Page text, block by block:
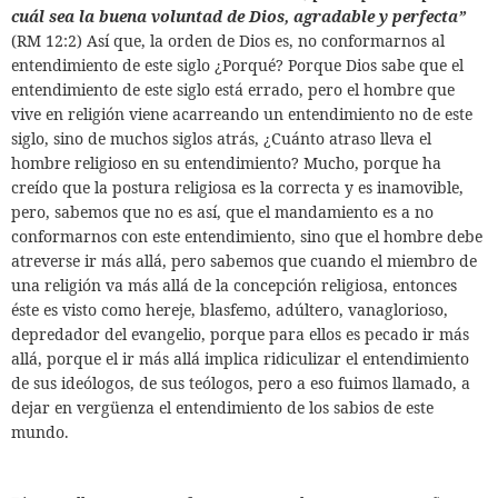
cuál sea la buena voluntad de Dios, agradable y perfecta”
(RM 12:2) Así que, la orden de Dios es, no conformarnos al
entendimiento de este siglo ¿Porqué? Porque Dios sabe que el
entendimiento de este siglo está errado, pero el hombre que
vive en religión viene acarreando un entendimiento no de este
siglo, sino de muchos siglos atrás, ¿Cuánto atraso lleva el
hombre religioso en su entendimiento? Mucho, porque ha
creído que la postura religiosa es la correcta y es inamovible,
pero, sabemos que no es así, que el mandamiento es a no
conformarnos con este entendimiento, sino que el hombre debe
atreverse ir más allá, pero sabemos que cuando el miembro de
una religión va más allá de la concepción religiosa, entonces
éste es visto como hereje, blasfemo, adúltero, vanaglorioso,
depredador del evangelio, porque para ellos es pecado ir más
allá, porque el ir más allá implica ridiculizar el entendimiento
de sus ideólogos, de sus teólogos, pero a eso fuimos llamado, a
dejar en vergüenza el entendimiento de los sabios de este
mundo.